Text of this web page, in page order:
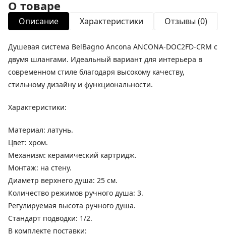
О товаре
Описание Характеристики Отзывы (0)
Душевая система BelBagno Ancona ANCONA-DOC2FD-CRM с
двумя шлангами. Идеальный вариант для интерьера в
современном стиле благодаря высокому качеству,
стильному дизайну и функциональности.
Характеристики:
Материал: латунь.
Цвет: хром.
Механизм: керамический картридж.
Монтаж: на стену.
Диаметр верхнего душа: 25 см.
Количество режимов ручного душа: 3.
Регулируемая высота ручного душа.
Стандарт подводки: 1/2.
В комплекте поставки: